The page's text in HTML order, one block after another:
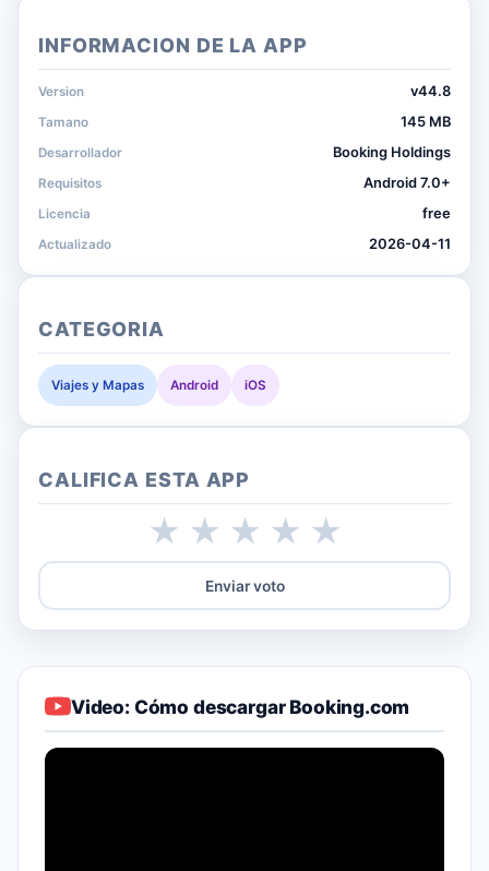
Video: Cómo descargar Booking.com
INFORMACION DE LA APP
Version v44.8
Tamano 145 MB
Desarrollador Booking Holdings
Requisitos Android 7.0+
Licencia free
Actualizado 2026-04-11
CATEGORIA
Viajes y Mapas Android iOS
CALIFICA ESTA APP
★
★
★
★
★
Enviar voto